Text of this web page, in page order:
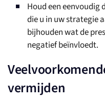
Houd een eenvoudig
die u in uw strategie
bijhouden wat de
negatief beïnvloedt.
vermijden